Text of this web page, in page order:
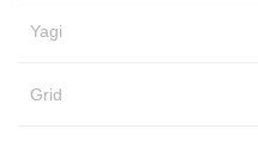
Yagi
Grid